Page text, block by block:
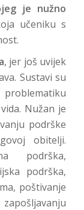
je nužno
učeniku s
, jer još uvijek
Sustavi su
Nužan je
podrške
obitelji.
podrška,
podrška,
poštivanje